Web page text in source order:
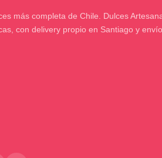
más completa de Chile. Dulces
con delivery propio en Santiago y